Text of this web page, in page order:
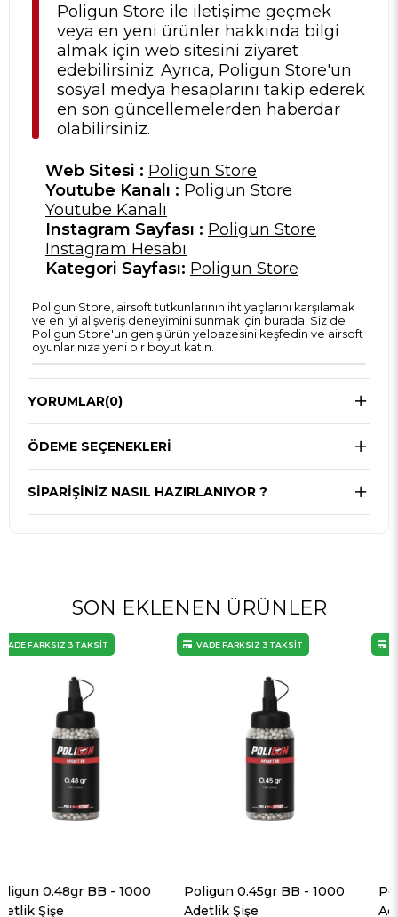
Poligun Store ile iletişime geçmek
veya en yeni ürünler hakkında bilgi
almak için web sitesini ziyaret
edebilirsiniz. Ayrıca, Poligun Store'un
sosyal medya hesaplarını takip ederek
en son güncellemelerden haberdar
olabilirsiniz.
Web Sitesi : Poligun Store
Youtube Kanalı : Poligun Store
Youtube Kanalı
Instagram Sayfası : Poligun Store
Instagram Hesabı
Kategori Sayfası: Poligun Store
Poligun Store, airsoft tutkunlarının ihtiyaçlarını karşılamak
ve en iyi alışveriş deneyimini sunmak için burada! Siz de
Poligun Store'un geniş ürün yelpazesini keşfedin ve airsoft
oyunlarınıza yeni bir boyut katın.
YORUMLAR(0)
ÖDEME SEÇENEKLERI
SIPARIŞINIZ NASIL HAZIRLANIYOR ?
SON EKLENEN ÜRÜNLER
Poligun 0.45gr BB - 1000
Adetlik Şişe
VADE FARKSIZ 3 TAKSİT
Poligun 0.40gr BB - 1000
Adetlik Şişe
VADE FARKSIZ 3 TAKSİT